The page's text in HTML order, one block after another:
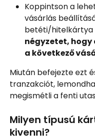
Koppintson a
vásárlás
betéti/hitelkártya
négyzetet,
a következő
Miután befejezte ezt
tranzakciót,
megismétli a fenti
Milyen típusú
kivenni?